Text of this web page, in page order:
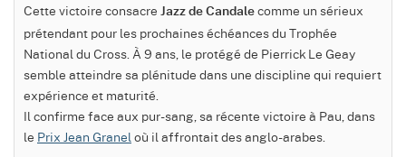
Cette victoire consacre Jazz de Candale comme un sérieux
prétendant pour les prochaines échéances du Trophée
National du Cross. À 9 ans, le protégé de Pierrick Le Geay
semble atteindre sa plénitude dans une discipline qui requiert
expérience et maturité.
Il confirme face aux pur-sang, sa récente victoire à Pau, dans
le Prix Jean Graneloù il affrontait des anglo-arabes.